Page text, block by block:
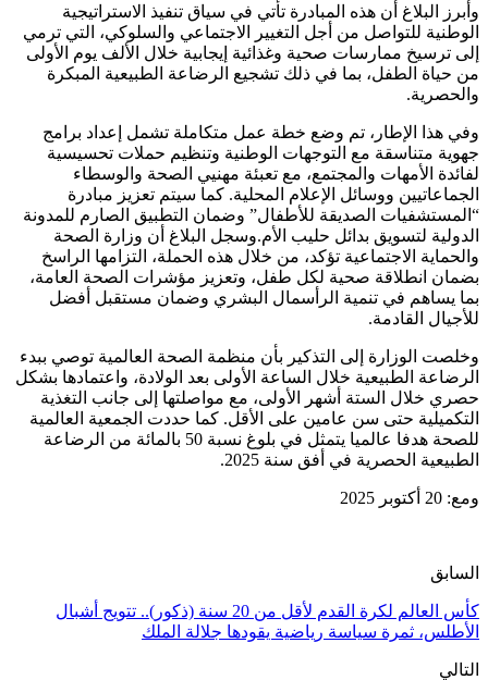
وأبرز البلاغ أن هذه المبادرة تأتي في سياق تنفيذ الاستراتيجية
الوطنية للتواصل من أجل التغيير الاجتماعي والسلوكي، التي ترمي
إلى ترسيخ ممارسات صحية وغذائية إيجابية خلال الألف يوم الأولى
من حياة الطفل، بما في ذلك تشجيع الرضاعة الطبيعية المبكرة
والحصرية.
وفي هذا الإطار، تم وضع خطة عمل متكاملة تشمل إعداد برامج
جهوية متناسقة مع التوجهات الوطنية وتنظيم حملات تحسيسية
لفائدة الأمهات والمجتمع، مع تعبئة مهنيي الصحة والوسطاء
الجماعاتيين ووسائل الإعلام المحلية. كما سيتم تعزيز مبادرة
“المستشفيات الصديقة للأطفال” وضمان التطبيق الصارم للمدونة
الدولية لتسويق بدائل حليب الأم.وسجل البلاغ أن وزارة الصحة
والحماية الاجتماعية تؤكد، من خلال هذه الحملة، التزامها الراسخ
بضمان انطلاقة صحية لكل طفل، وتعزيز مؤشرات الصحة العامة،
بما يساهم في تنمية الرأسمال البشري وضمان مستقبل أفضل
للأجيال القادمة.
وخلصت الوزارة إلى التذكير بأن منظمة الصحة العالمية توصي ببدء
الرضاعة الطبيعية خلال الساعة الأولى بعد الولادة، واعتمادها بشكل
حصري خلال الستة أشهر الأولى، مع مواصلتها إلى جانب التغذية
التكميلية حتى سن عامين على الأقل. كما حددت الجمعية العالمية
للصحة هدفا عالميا يتمثل في بلوغ نسبة 50 بالمائة من الرضاعة
الطبيعية الحصرية في أفق سنة 2025.
ومع: 20 أكتوبر 2025
السابق
كأس العالم لكرة القدم لأقل من 20 سنة (ذكور).. تتويج أشبال
الأطلس، ثمرة سياسة رياضية يقودها جلالة الملك
التالي